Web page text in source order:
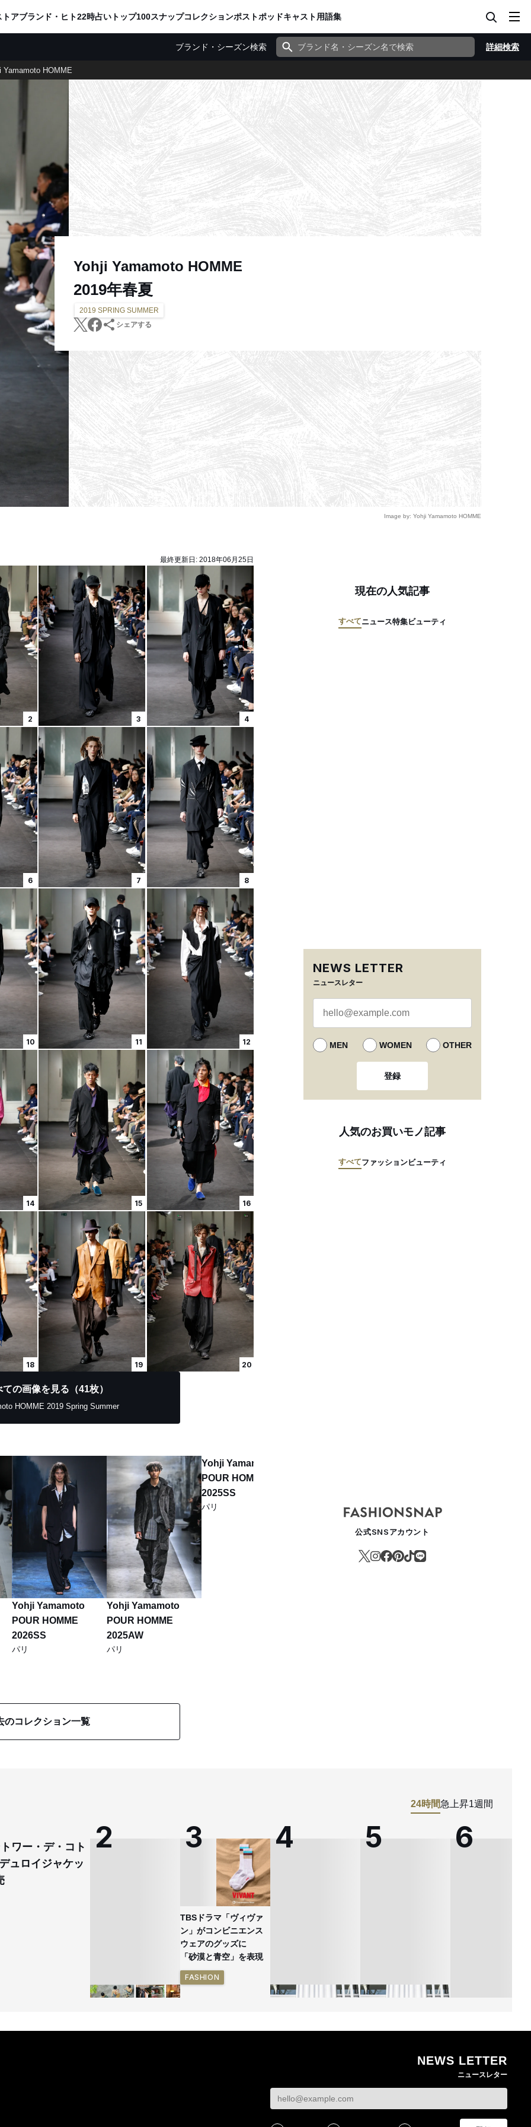
トアブランド・ヒト22時占い トップ100スナップコレクションポストポッドキャスト用語集
ブランド・シーズン検索 詳細検索
Yamamoto HOMME
Yohji Yamamoto HOMME
2019年春夏
2019 SPRING SUMMER
シェアする
Image by: Yohji Yamamoto HOMME
最終更新日: 2018年06月25日
2 3 4
6 7 8
10 11 12
14 15 16
18 19 20
ての画像を見る（41枚）
HOMME 2019 Spring Summer
Yohji Yamamoto
POUR HOMME
2026SS
パリ
Yohji Yamamoto
POUR HOMME
2025AW
パリ
Yohji Yamamoto
POUR HOMME
2025SS
パリ パリ
のコレクション一覧
現在の人気記事
すべてニュース特集ビューティ
NEWS LETTER
ニュースレター
MEN WOMEN OTHER
登録
人気のお買いモノ記事
すべてファッションビューティ
公式SNSアカウント
24時間急上昇1週間
ワー・デ・コト
ュロイジャケッ
TBSドラマ「ヴィヴァ
ン」がコンビニエンス
ウェアのグッズに
「砂漠と青空」を表現
FASHION
HD 被災経緯を書面で
発表
BUSINESS
オンワードHDが緊急時
に貴重品の常時携行を
BUSINESS
【トップに聞く
オンワードHD保元道
NEWS LETTER
ニュースレター